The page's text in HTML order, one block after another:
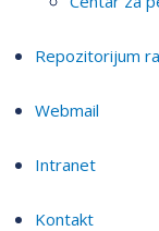
Repozitorijum
Webmail
Intranet
Kontakt